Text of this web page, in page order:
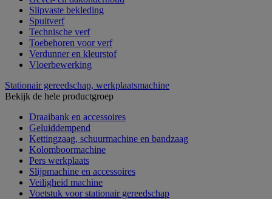
Slipvaste bekleding
Spuitverf
Technische verf
Toebehoren voor verf
Verdunner en kleurstof
Vloerbewerking
Stationair gereedschap, werkplaatsmachine
Bekijk de hele productgroep
Draaibank en accessoires
Geluiddempend
Kettingzaag, schuurmachine en bandzaag
Kolomboormachine
Pers werkplaats
Slijpmachine en accessoires
Veiligheid machine
Voetstuk voor stationair gereedschap